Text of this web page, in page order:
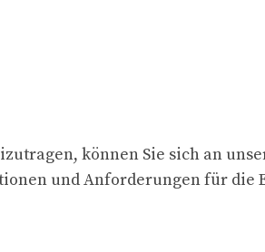
können Sie sich an
und Anforderungen für